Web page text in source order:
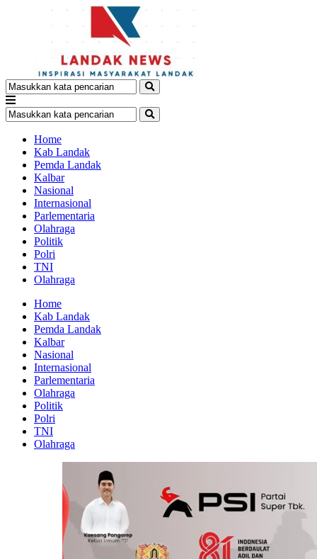
Home
Kab Landak
Pemda Landak
Kalbar
Nasional
Internasional
Parlementaria
Olahraga
Politik
Polri
TNI
Olahraga
Home
Kab Landak
Pemda Landak
Kalbar
Nasional
Internasional
Parlementaria
Olahraga
Politik
Polri
TNI
Olahraga